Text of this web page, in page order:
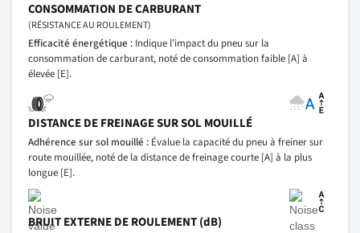
CONSOMMATION DE CARBURANT
(RÉSISTANCE AU ROULEMENT)
Efficacité énergétique : Indique l’impact du pneu sur la
consommation de carburant, noté de consommation faible [A] à
élevée [E].
DISTANCE DE FREINAGE SUR SOL MOUILLÉ
Adhérence sur sol mouillé : Évalue la capacité du pneu à freiner sur
route mouillée, noté de la distance de freinage courte [A] à la plus
longue [E].
BRUIT EXTERNE DE ROULEMENT (dB)